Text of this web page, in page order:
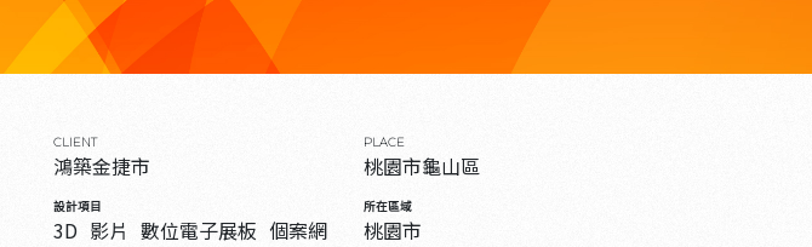
CLIENT
鴻築金捷市
PLACE
桃園市龜山區
設計項目
3D 影片 數位電子展板 個案網
所在區域
桃園市